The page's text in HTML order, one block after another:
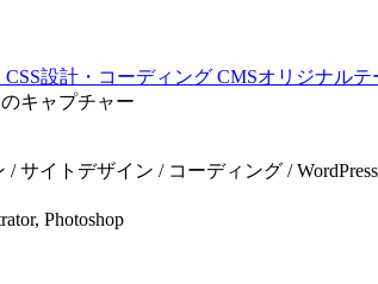
CSS設計・コーディング CMSオリジナルテ
/ サイトデザイン / コーディング /
Photoshop